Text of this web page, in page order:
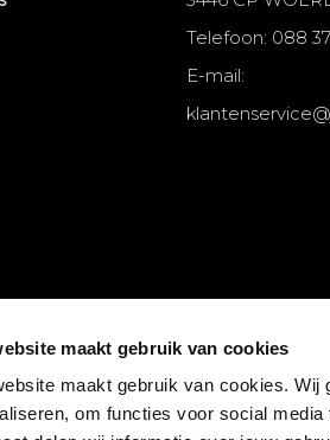
maakt gebruik van cookies
maakt gebruik van cookies.
om functies voor social
Telefoon: 088
E-mail: